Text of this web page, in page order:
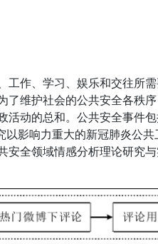
工作、学习、娱乐和交往所
了维护社会的公共安全各秩
动的总和。公共安全事件包
影响力重大的新冠肺炎公
安全领域情感分析理论研究